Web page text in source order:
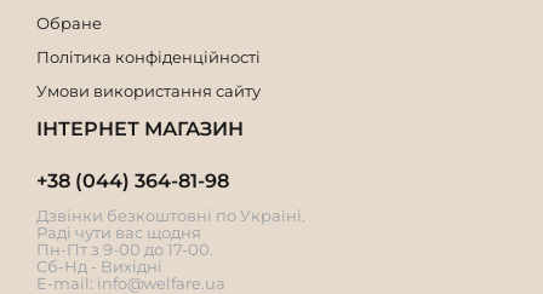
Обране
Політика конфіденційності
Умови використання сайту
ІНТЕРНЕТ МАГАЗИН
+38 (044) 364-81-98
Дзвінки безкоштовні по Україні.
Раді чути вас щодня
Пн-Пт з 9-00 до 17-00.
Сб-Нд - Вихідні
E-mail: info@welfare.ua